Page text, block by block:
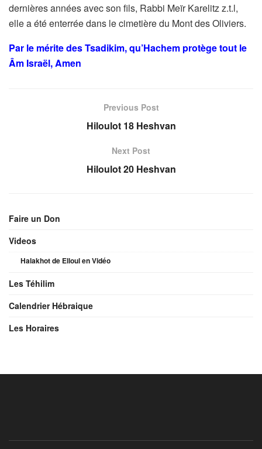
dernières années avec son fils, Rabbi Meïr Karelitz z.t.l,
elle a été enterrée dans le cimetière du Mont des Oliviers.
Par le mérite des Tsadikim, qu’Hachem protège tout le
Âm Israël, Amen
Previous Post
Hiloulot 18 Heshvan
Next Post
Hiloulot 20 Heshvan
Faire un Don
Videos
Halakhot de Elloul en Vidéo
Les Téhilim
Calendrier Hébraique
Les Horaires